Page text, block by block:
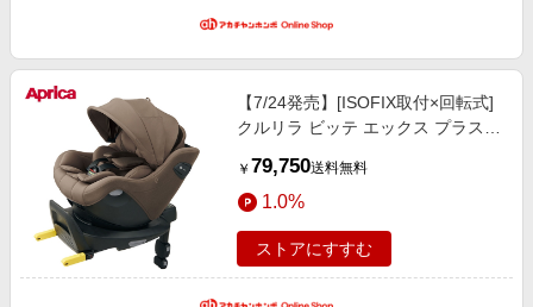
【7/24発売】[ISOFIX取付×回転式]
クルリラ ビッテ エックス プラス
チャイルドシート ベビーカー・チ
ャイルドシート・抱っこ紐 チャイ
ルドシート・カー用品
￥ 79,750送料無料
1.0%
ストアにすすむ